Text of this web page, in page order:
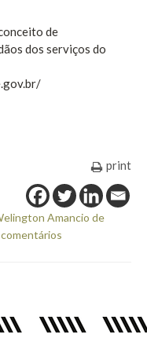
de
dos serviços do
print
Amancio de